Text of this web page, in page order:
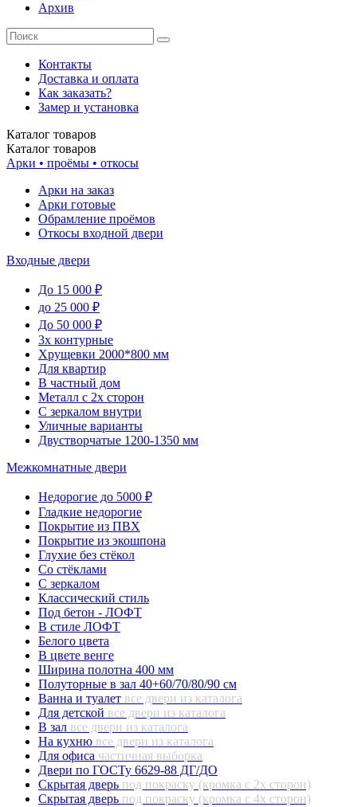
Архив
Контакты
Доставка и оплата
Как заказать?
Замер и установка
Каталог товаров
Каталог товаров
Арки • проёмы • откосы
Арки на заказ
Арки готовые
Обрамление проёмов
Откосы входной двери
Входные двери
До 15 000 ₽
до 25 000 ₽
До 50 000 ₽
3х контурные
Хрущевки 2000*800 мм
Для квартир
В частный дом
Металл с 2х сторон
С зеркалом внутри
Уличные варианты
Двустворчатые 1200-1350 мм
Межкомнатные двери
Недорогие до 5000 ₽
Гладкие недорогие
Покрытие из ПВХ
Покрытие из экошпона
Глухие без стёкол
Со стёклами
С зеркалом
Классический стиль
Под бетон - ЛОФТ
В стиле ЛОФТ
Белого цвета
В цвете венге
Ширина полотна 400 мм
Полуторные в зал 40+60/70/80/90 см
Ванна и туалет все двери из каталога
Для детской все двери из каталога
В зал все двери из каталога
На кухню все двери из каталога
Для офиса частичная выборка
Двери по ГОСТу 6629-88 ДГ/ДО
Скрытая дверь под покраску (кромка с 2х сторон)
Скрытая дверь под покраску (кромка с 4х сторон)